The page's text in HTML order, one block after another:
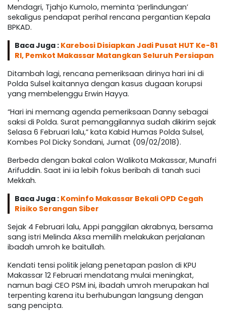
Mendagri, Tjahjo Kumolo, meminta ‘perlindungan’
sekaligus pendapat perihal rencana pergantian Kepala
BPKAD.
Baca Juga : Karebosi Disiapkan Jadi Pusat HUT Ke-81
RI, Pemkot Makassar Matangkan Seluruh Persiapan
Ditambah lagi, rencana pemeriksaan dirinya hari ini di
Polda Sulsel kaitannya dengan kasus dugaan korupsi
yang membelenggu Erwin Hayya.
“Hari ini memang agenda pemeriksaan Danny sebagai
saksi di Polda. Surat pemanggilannya sudah dikirim sejak
Selasa 6 Februari lalu,” kata Kabid Humas Polda Sulsel,
Kombes Pol Dicky Sondani, Jumat (09/02/2018).
Berbeda dengan bakal calon Walikota Makassar, Munafri
Arifuddin. Saat ini ia lebih fokus beribah di tanah suci
Mekkah.
Baca Juga : Kominfo Makassar Bekali OPD Cegah
Risiko Serangan Siber
Sejak 4 Februari lalu, Appi panggilan akrabnya, bersama
sang istri Melinda Aksa memilih melakukan perjalanan
ibadah umroh ke baitullah.
Kendati tensi politik jelang penetapan paslon di KPU
Makassar 12 Februari mendatang mulai meningkat,
namun bagi CEO PSM ini, ibadah umroh merupakan hal
terpenting karena itu berhubungan langsung dengan
sang pencipta.